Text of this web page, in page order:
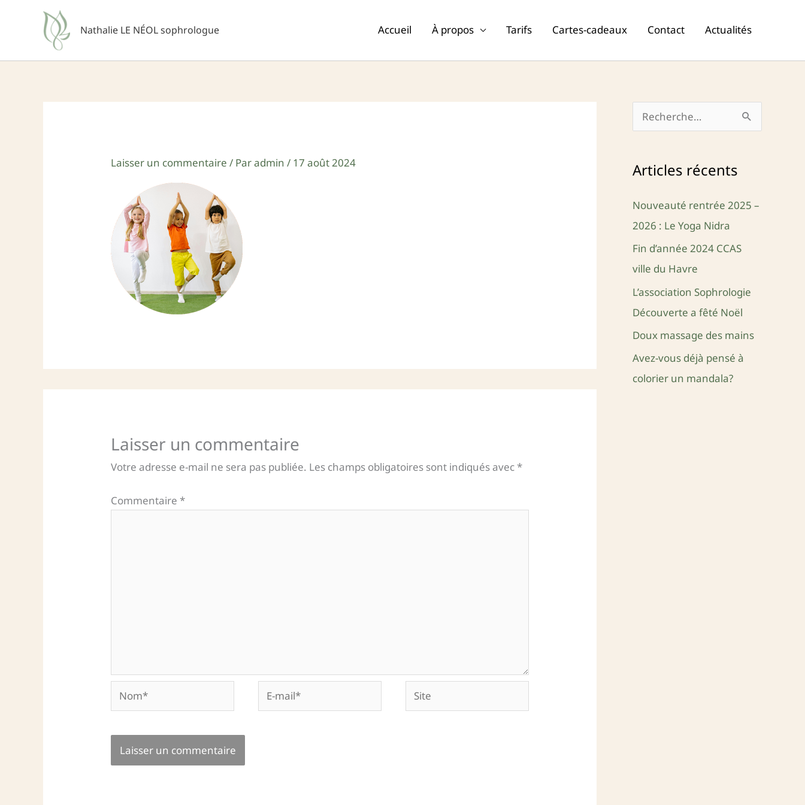
Nathalie LE NÉOL sophrologue Accueil À propos Tarifs Cartes-cadeaux Contact Actualités
Laisser un commentaire / Paradmin/ 17 août 2024
Laisser un commentaire
Votre adresse e-mail ne sera pas publiée. Les champs obligatoires sont indiqués avec*
Commentaire*
Nom*
mail*
Site
h
e
r
:
Articles récents
Nouveauté rentrée 2025 –
2026 : Le Yoga Nidra
Fin d’année 2024 CCAS
ville du Havre
L’association Sophrologie
Découverte a fêté Noël
Doux massage des mains
Avez-vous déjà pensé à
colorier un mandala?